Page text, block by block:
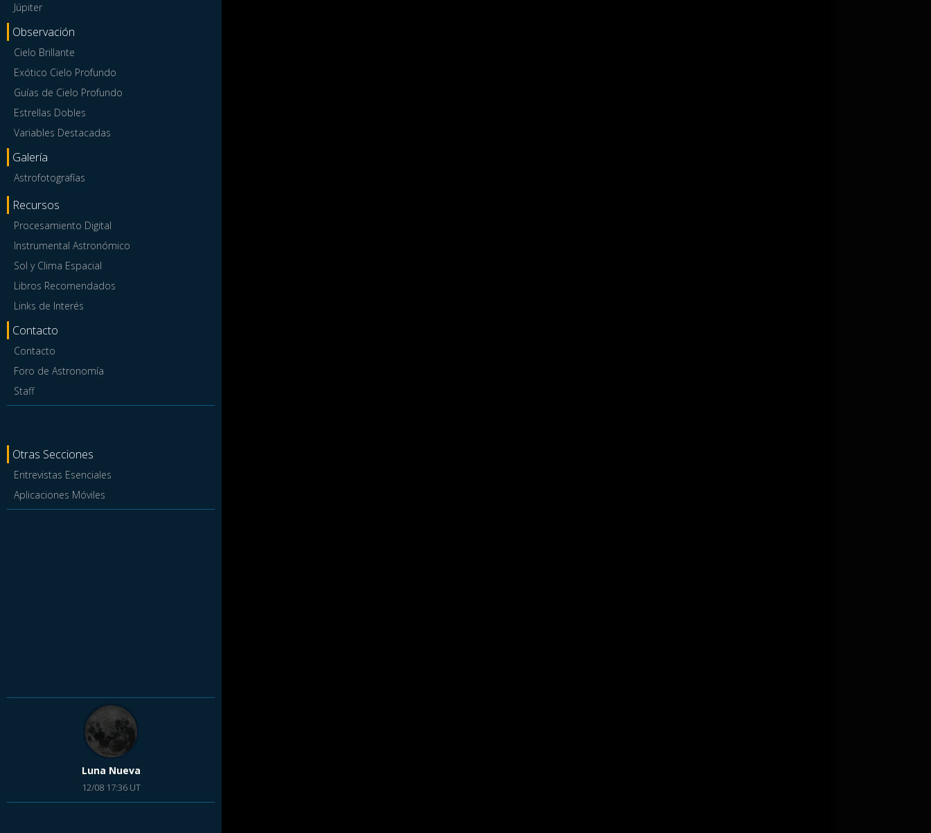
Júpiter
Observación
Cielo Brillante
Exótico Cielo Profundo
Guías de Cielo Profundo
Estrellas Dobles
Variables Destacadas
Galería
Astrofotografías
Recursos
Procesamiento Digital
Instrumental Astronómico
Sol y Clima Espacial
Libros Recomendados
Links de Interés
Contacto
Contacto
Foro de Astronomía
Staff
Otras Secciones
Entrevistas Esenciales
Aplicaciones Móviles
Luna Nueva
12/08 17:36 UT